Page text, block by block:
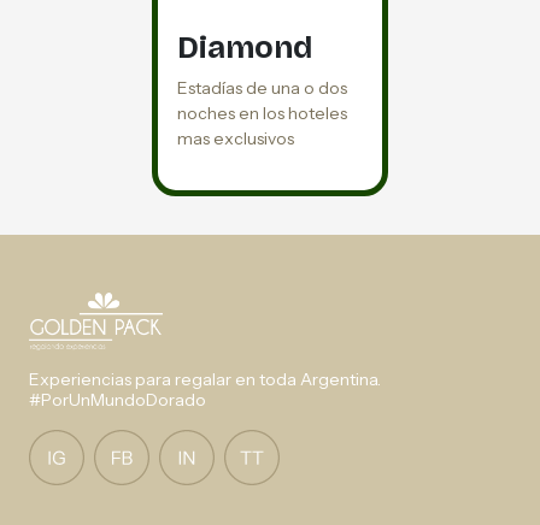
Diamond
Estadías de una o dos
noches en los hoteles
mas exclusivos
Experiencias para regalar en toda Argentina.
#PorUnMundoDorado